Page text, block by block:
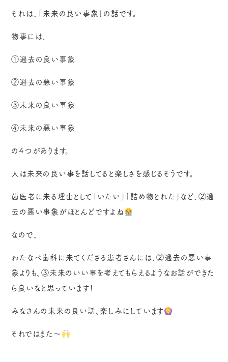
それは、「未来の良い事象」の話です。
物事には、
①過去の良い事象
②過去の悪い事象
③未来の良い事象
④未来の悪い事象
の４つがあります。
人は未来の良い事を話してると楽しさを感じるそうです。
歯医者に来る理由として「いたい」「詰め物とれた」など、②過
去の悪い事象がほとんどですよね
なので、
わたなべ歯科に来てくださる患者さんには、②過去の悪い事
象よりも、③未来のいい事を考えてもらえるようなお話ができた
ら良いなと思っています！
みなさんの未来の良い話、楽しみにしています
それではまた〜